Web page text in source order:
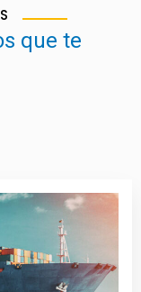
que te